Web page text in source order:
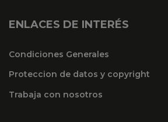
ENLACES DE INTERÉS
Condiciones Generales
Proteccion de datos y copyright
Trabaja con nosotros